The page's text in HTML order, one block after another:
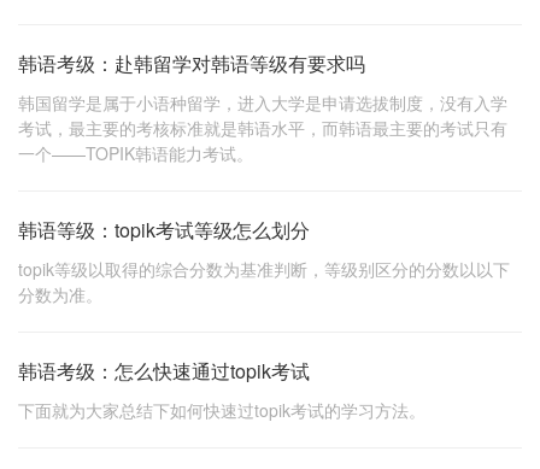
韩语考级：赴韩留学对韩语等级有要求吗
韩国留学是属于小语种留学，进入大学是申请选拔制度，没有入学
考试，最主要的考核标准就是韩语水平，而韩语最主要的考试只有
一个——TOPIK韩语能力考试。
韩语等级：topik考试等级怎么划分
topik等级以取得的综合分数为基准判断，等级别区分的分数以以下
分数为准。
韩语考级：怎么快速通过topik考试
下面就为大家总结下如何快速过topik考试的学习方法。